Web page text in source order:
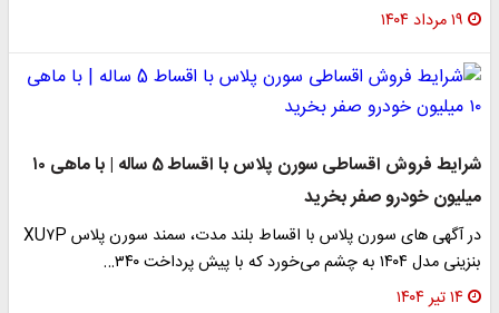
۱۹ مرداد ۱۴۰۴
شرایط فروش اقساطی سورن پلاس با اقساط 5 ساله | با ماهی ۱۰
میلیون خودرو صفر بخرید
در آگهی های سورن پلاس با اقساط بلند مدت، سمند سورن پلاس XU۷P
بنزینی مدل ۱۴۰۴ به چشم می‌خورد که با پیش پرداخت ۳۴۰…
۱۴ تیر ۱۴۰۴